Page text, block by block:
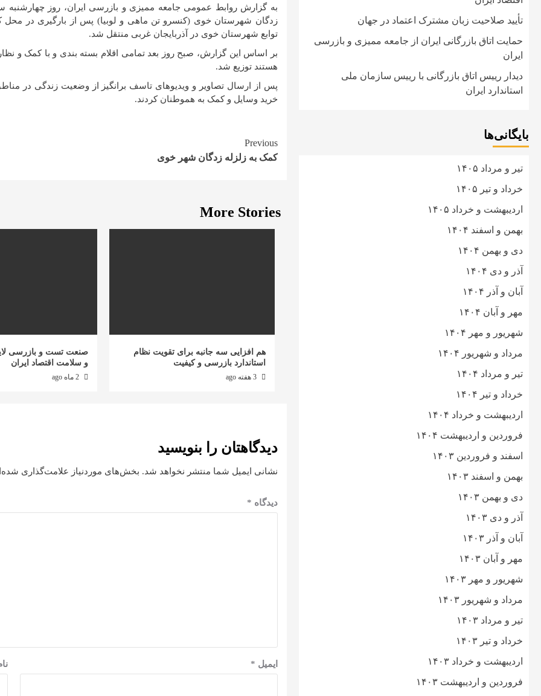
زدگان شهرستان خوی (کنسرو تن ماهی و لوبیا) پس از بارگیری در محل
توابع شهرستان خوی در آذربایجان غربی منتقل شد.
بر اساس این گزارش، صبح روز بعد تمامی اقلام بسته بندی و با کمک و
هستند توزیع شد.
پس از ارسال تصاویر و ویدیوهای تاسف برانگیز از وضعیت زندگی در
خرید وسایل و کمک به هموطنان کردند.
Continue
Reading
Previous
کمک به زلزله زدگان شهر خوی
More Stories
هم افزایی سه جانبه برای تقویت نظام
استاندارد بازرسی و کیفیت
3 هفته ago
صنعت تست و بازرسی
و سلامت اقتصاد ایران
2 ماه ago
دیدگاهتان را بنویسید
نشانی ایمیل شما منتشر نخواهد شد. بخش‌های موردنیاز علامت‌گذاری
دیدگاه *
ایمیل *
تأیید صلاحیت زبان مشترک اعتماد در جهان
حمایت اتاق بازرگانی ایران از جامعه ممیزی و بازرسی
ایران
دیدار رییس اتاق بازرگانی با رییس سازمان ملی
استاندارد ایران
بایگانی‌ها
تیر و مرداد ۱۴۰۵
خرداد و تیر ۱۴۰۵
اردیبهشت و خرداد ۱۴۰۵
بهمن و اسفند ۱۴۰۴
دی و بهمن ۱۴۰۴
آذر و دی ۱۴۰۴
آبان و آذر ۱۴۰۴
مهر و آبان ۱۴۰۴
شهریور و مهر ۱۴۰۴
مرداد و شهریور ۱۴۰۴
تیر و مرداد ۱۴۰۴
خرداد و تیر ۱۴۰۴
اردیبهشت و خرداد ۱۴۰۴
فروردین و اردیبهشت ۱۴۰۴
اسفند و فروردین ۱۴۰۳
بهمن و اسفند ۱۴۰۳
دی و بهمن ۱۴۰۳
آذر و دی ۱۴۰۳
آبان و آذر ۱۴۰۳
مهر و آبان ۱۴۰۳
شهریور و مهر ۱۴۰۳
مرداد و شهریور ۱۴۰۳
تیر و مرداد ۱۴۰۳
خرداد و تیر ۱۴۰۳
اردیبهشت و خرداد ۱۴۰۳
فروردین و اردیبهشت ۱۴۰۳